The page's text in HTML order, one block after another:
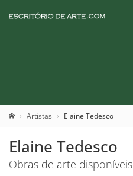
Artistas Elaine Tedesco
Elaine Tedesco
Obras de arte disponíveis